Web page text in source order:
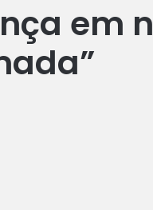
em